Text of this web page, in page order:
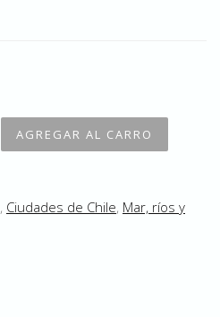
, Ciudades de Chile, Mar, ríos y